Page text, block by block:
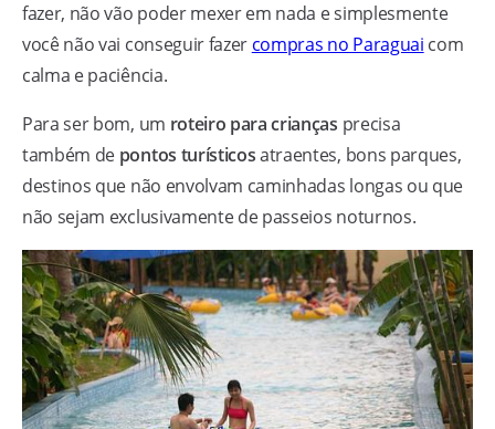
fazer, não vão poder mexer em nada e simplesmente
você não vai conseguir fazer compras no Paraguai com
calma e paciência.
Para ser bom, um roteiro para crianças precisa
também de pontos turísticosatraentes, bons parques,
destinos que não envolvam caminhadas longas ou que
não sejam exclusivamente de passeios noturnos.